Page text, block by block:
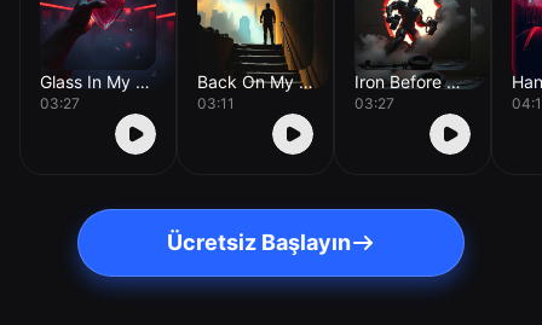
Glass In My Chest
03:27
Back On My Feet
03:11
Iron Before Breakfast
03:27
Ücretsiz Başlayın